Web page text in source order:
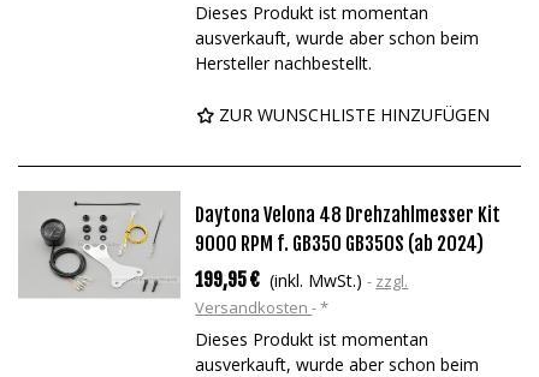
Dieses Produkt ist momentan
ausverkauft, wurde aber schon beim
Hersteller nachbestellt.
ZUR WUNSCHLISTE HINZUFÜGEN
Daytona Velona 48 Drehzahlmesser Kit
9000 RPM f. GB350 GB350S (ab 2024)
199,95 € (inkl. MwSt.)
zzgl.
Versandkosten *
Dieses Produkt ist momentan
ausverkauft, wurde aber schon beim